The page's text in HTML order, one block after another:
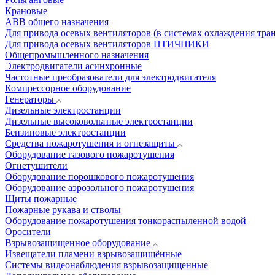
Крановые
АВВ общего назначения
Для привода осевых вентиляторов (в системах охлаждения
Для привода осевых вентиляторов ПТИЧНИКИ
Общепромышленного назначения
Электродвигатели асинхронные
Частотные преобразователи для электродвигателя
Компрессорное оборудование
Генераторы
Дизельные электростанции
Дизельные высоковольтные электростанции
Бензиновые электростанции
Средства пожаротушения и огнезащиты
Оборудование газового пожаротушения
Огнетушители
Оборудование порошкового пожаротушения
Оборудование аэрозольного пожаротушения
Щиты пожарные
Пожарные рукава и стволы
Оборудование пожаротушения тонкораспыленной водой
Оросители
Взрывозащищенное оборудование
Извещатели пламени взрывозащищённые
Системы видеонаблюдения взрывозащищенные